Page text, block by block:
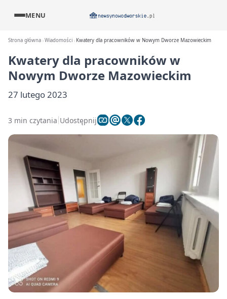
MENU
Strona główna Wiadomości Kwatery dla pracowników w Nowym Dworze Mazowieckim
Kwatery dla pracowników w
Nowym Dworze Mazowieckim
27 lutego 2023
3 min czytania Udostępnij